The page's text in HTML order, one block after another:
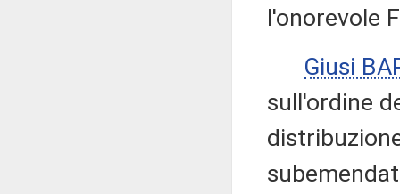
l'onorevole
Giusi
sull'ordine